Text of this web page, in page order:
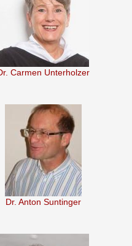
Carmen Unterholzer
Dr. Anton Suntinger